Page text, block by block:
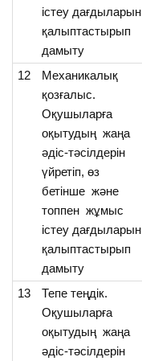
істеу дағдыларын
қалыптастырып
дамыту
12
Механикалық
қозғалыс.
Оқушыларға
оқытудың жаңа
әдіс-тәсілдерін
үйретіп, өз
бетінше және
топпен жұмыс
істеу дағдыларын
қалыптастырып
дамыту
13
Тепе теңдік.
Оқушыларға
оқытудың жаңа
әдіс-тәсілдерін